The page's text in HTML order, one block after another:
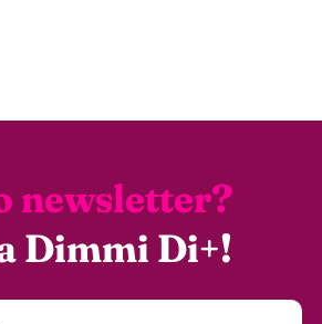
newsletter?
Dimmi Di+!